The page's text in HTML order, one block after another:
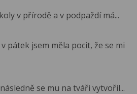
v přírodě a v podpaždí má...
pátek jsem měla pocit, že se mi
se mu na tváři vytvořil...